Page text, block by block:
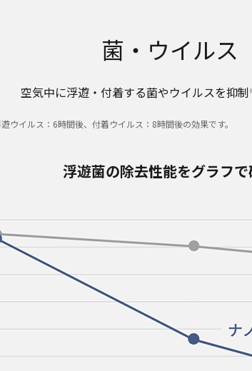
菌・ウイルス
空気中に浮遊・付着する菌やウイルスを抑制
イルス：6時間後、付着ウイルス：8時間後の効果です。
浮遊菌の除去性能をグラフ